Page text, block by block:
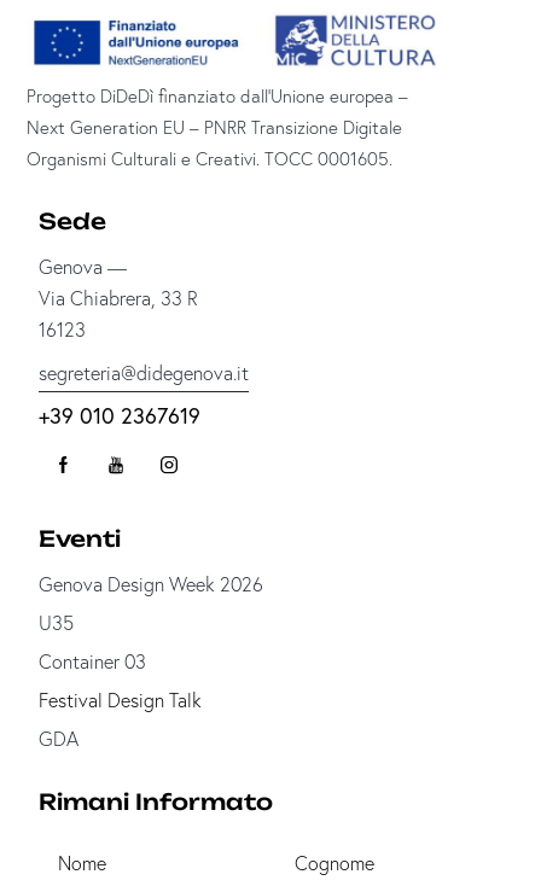
Progetto DiDeDì finanziato dall’Unione europea –
Next Generation EU – PNRR Transizione Digitale
Organismi Culturali e Creativi. TOCC 0001605.
Sede
Genova —
Via Chiabrera, 33 R
16123
segreteria@didegenova.it
+39 010 2367619
Eventi
Genova Design Week 2026
U35
Container 03
Festival Design Talk
GDA
Rimani Informato
Nome Cognome